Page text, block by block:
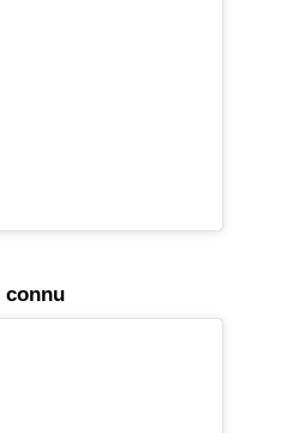
connu